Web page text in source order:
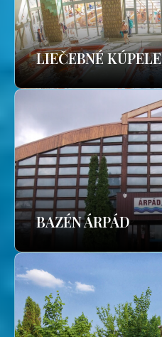
LIEČEBNÉ KÚPELE
BAZÉN ÁRPÁD